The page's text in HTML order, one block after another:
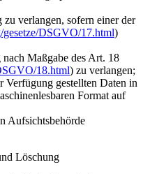
verlangen, sofern einer der
gesetze/DSGVO/17.html)
Maßgabe des Art. 18
18.html) zu verlangen;
gestellten Daten in
Format auf
Aufsichtsbehörde
Löschung